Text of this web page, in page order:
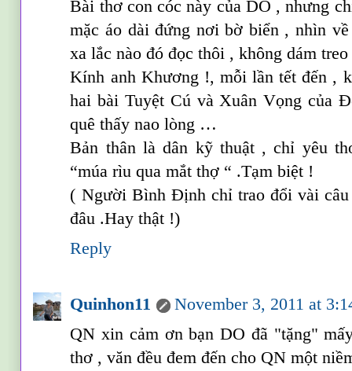
Bài thơ con cóc này của DO , nhưng
mặc áo dài đứng nơi bờ biển , nhìn
xa lắc nào đó đọc thôi , không dám
Kính anh Khương !, mỗi lần tết đến ,
hai bài Tuyệt Cú và Xuân Vọng của
quê thấy nao lòng …
Bản thân là dân kỹ thuật , chỉ yêu
“múa rìu qua mắt thợ “ .Tạm biệt !
( Người Bình Định chỉ trao đổi vài câu
đâu .Hay thật !)
Reply
Quinhon11
November 3, 2011 at
QN xin cảm ơn bạn DO đã "tặng"
thơ , văn đều đem đến cho QN một